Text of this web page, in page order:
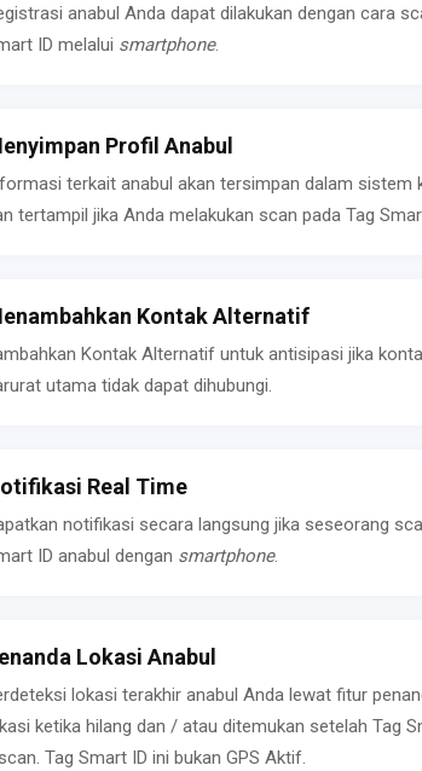
anabul Anda dapat dilakukan dengan cara
ID melalui smartphone.
Profil Anabul
terkait anabul akan tersimpan dalam sistem
tertampil jika Anda melakukan scan pada Tag
Kontak Alternatif
Kontak Alternatif untuk antisipasi jika
utama tidak dapat dihubungi.
Real Time
notifikasi secara langsung jika seseorang
ID anabul dengan smartphone.
Lokasi Anabul
lokasi terakhir anabul Anda lewat fitur
ketika hilang dan / atau ditemukan setelah Tag
Tag Smart ID ini bukan GPS Aktif.